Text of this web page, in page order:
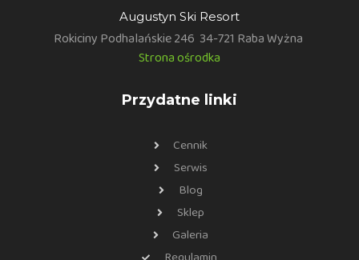
Augustyn Ski Resort
Rokiciny Podhalańskie 246 34-721 Raba Wyżna
Strona ośrodka
Przydatne linki
Cennik
Serwis
Blog
Sklep
Galeria